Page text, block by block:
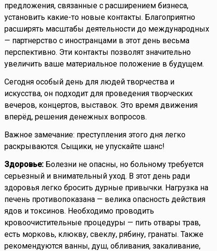
предложения, связанные с расширением бизнеса,
установить какие-то новые контакты. Благоприятно
расширять масштабы деятельности до международных
— партнерство с иностранцами в этот день весьма
перспективно. Эти контакты позволят значительно
увеличить ваше материальное положение в будущем.
Сегодня особый день для людей творчества и
искусства, он подходит для проведения творческих
вечеров, концертов, выставок. Это время движения
вперёд, решения денежных вопросов.
Важное замечание: преступления этого дня легко
раскрываются. Сыщики, не упускайте шанс!
Здоровье:Болезни не опасны, но больному требуется
серьезный и внимательный уход. В этот день ради
здоровья легко бросить дурные привычки. Нагрузка на
печень противопоказана — велика опасность действия
ядов и токсинов. Необходимо проводить
кровоочистительные процедуры — пить отвары трав,
есть морковь, клюкву, свеклу, рябину, гранаты. Также
рекомендуются ванны, душ, обливания, закаливание,